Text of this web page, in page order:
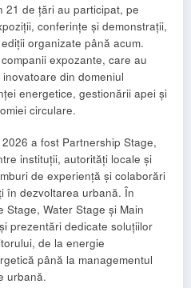
21 de țări au participat, pe
conferințe și demonstrații,
organizate până acum.
expozante, care au
din domeniul
energetice, gestionării apei și
circulare.
a fost Partnership Stage,
instituții, autorități locale și
de experiență și colaborări
în dezvoltarea urbană. În
Stage, Water Stage și Main
prezentări dedicate soluțiilor
de la energie
până la managementul
urbană.